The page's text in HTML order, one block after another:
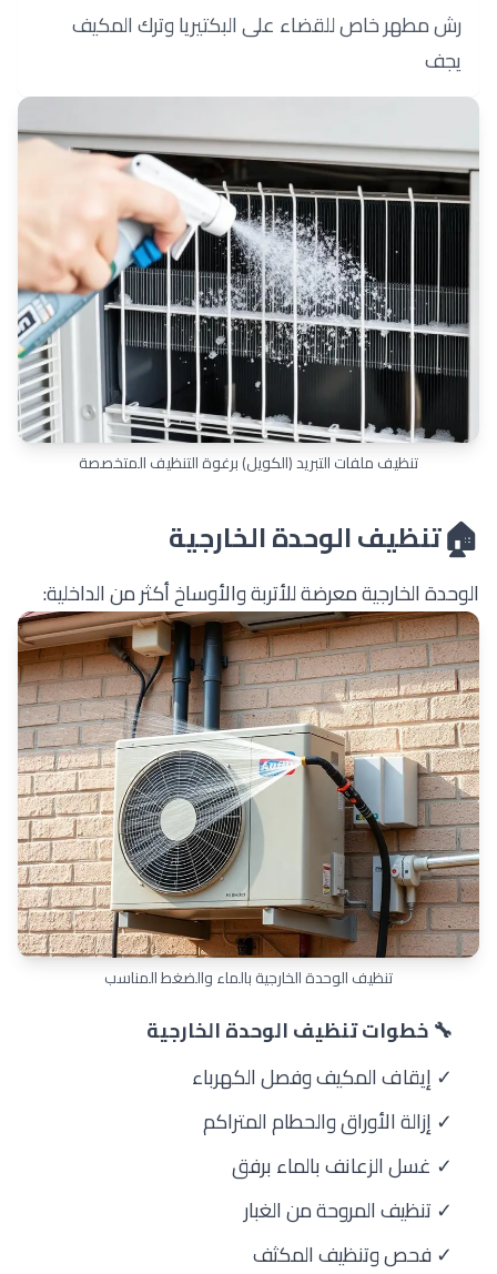
رش مطهر خاص للقضاء على البكتيريا وترك المكيف
يجف
تنظيف ملفات التبريد (الكويل) برغوة التنظيف المتخصصة
🏠تنظيف الوحدة الخارجية
الوحدة الخارجية معرضة للأتربة والأوساخ أكثر من الداخلية:
تنظيف الوحدة الخارجية بالماء والضغط المناسب
🔧 خطوات تنظيف الوحدة الخارجية
✓ إيقاف المكيف وفصل الكهرباء
✓ إزالة الأوراق والحطام المتراكم
✓ غسل الزعانف بالماء برفق
✓ تنظيف المروحة من الغبار
✓ فحص وتنظيف المكثف